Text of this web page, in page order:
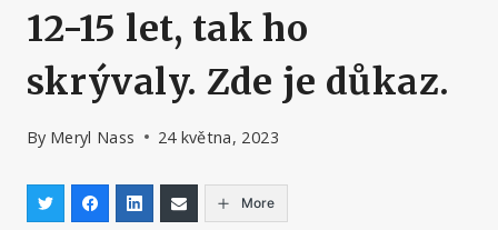
12-15 let, tak ho
skrývaly. Zde je důkaz.
By Meryl Nass 24 května, 2023
More